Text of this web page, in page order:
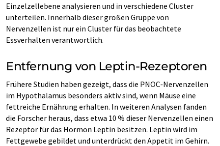
Einzelzellebene analysieren und in verschiedene Cluster
unterteilen. Innerhalb dieser großen Gruppe von
Nervenzellen ist nur ein Cluster für das beobachtete
Essverhalten verantwortlich.
Entfernung von Leptin-Rezeptoren
Frühere Studien haben gezeigt, dass die PNOC-Nervenzellen
im Hypothalamus besonders aktiv sind, wenn Mäuse eine
fettreiche Ernährung erhalten. In weiteren Analysen fanden
die Forscher heraus, dass etwa 10 % dieser Nervenzellen einen
Rezeptor für das Hormon Leptin besitzen. Leptin wird im
Fettgewebe gebildet und unterdrückt den Appetit im Gehirn.